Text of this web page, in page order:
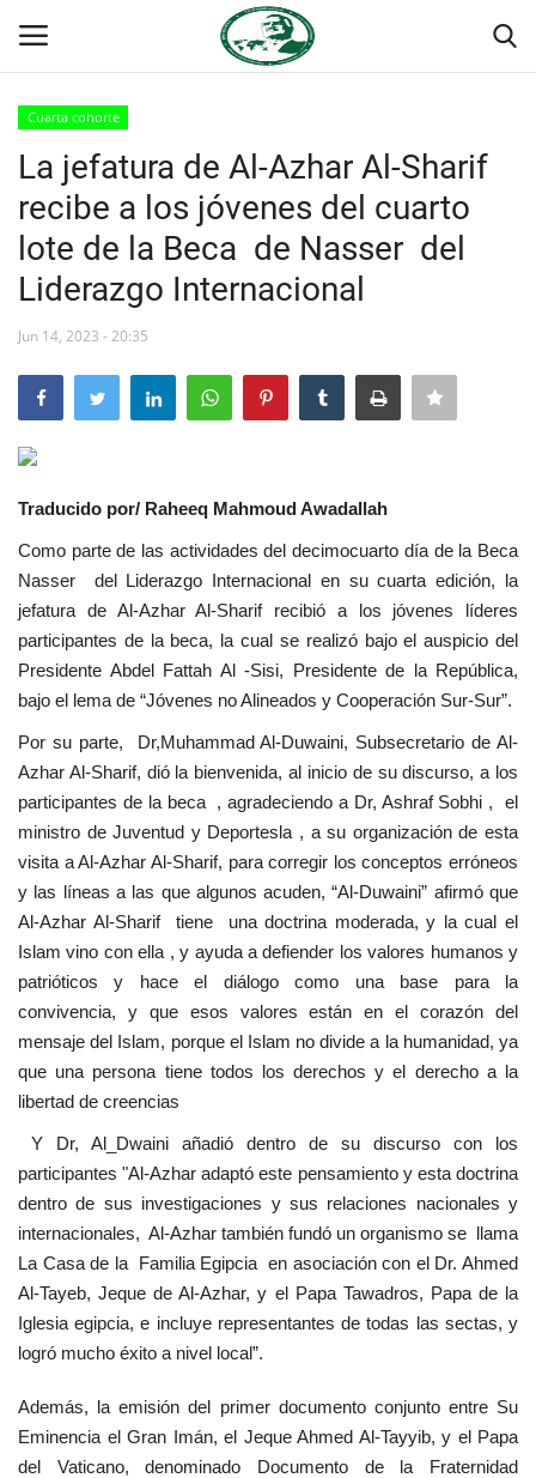
Inicio
Foro Internacional Nasser
Contacto
Egipto
Nuestro Equipo
Herencia de Jamal Abdel-Nasser
Movimiento Juvenil Nasser
Noticias
Nasser Fellowship para Leadership
Internacional
Nuestras Referencias
Ciudadano Global
Líderes
Documentos
Oportunidades
vídeos
Los colaboradores
Galería
Lengua
French Arabic
Cuarta cohorte
La jefatura de Al-Azhar Al-Sharif
recibe a los jóvenes del cuarto
lote de la Beca de Nasser del
Liderazgo Internacional
Jun 14, 2023 - 20:35
Traducido por/ Raheeq Mahmoud Awadallah
Como parte de las actividades del decimocuarto día de la Beca
Nasser del Liderazgo Internacional en su cuarta edición, la
jefatura de Al-Azhar Al-Sharif recibió a los jóvenes líderes
participantes de la beca, la cual se realizó bajo el auspicio del
Presidente Abdel Fattah Al -Sisi, Presidente de la República,
bajo el lema de “Jóvenes no Alineados y Cooperación Sur-Sur”.
Por su parte, Dr,Muhammad Al-Duwaini, Subsecretario de Al-
Azhar Al-Sharif, dió la bienvenida, al inicio de su discurso, a los
participantes de la beca , agradeciendo a Dr, Ashraf Sobhi , el
ministro de Juventud y Deportesla , a su organización de esta
visita a Al-Azhar Al-Sharif, para corregir los conceptos erróneos
y las líneas a las que algunos acuden, “Al-Duwaini” afirmó que
Al-Azhar Al-Sharif tiene una doctrina moderada, y la cual el
Islam vino con ella , y ayuda a defiender los valores humanos y
patrióticos y hace el diálogo como una base para la
convivencia, y que esos valores están en el corazón del
mensaje del Islam, porque el Islam no divide a la humanidad, ya
que una persona tiene todos los derechos y el derecho a la
libertad de creencias
Y Dr, Al_Dwaini añadió dentro de su discurso con los
participantes "Al-Azhar adaptó este pensamiento y esta doctrina
dentro de sus investigaciones y sus relaciones nacionales y
internacionales, Al-Azhar también fundó un organismo se llama
La Casa de la Familia Egipcia en asociación con el Dr. Ahmed
Al-Tayeb, Jeque de Al-Azhar, y el Papa Tawadros, Papa de la
Iglesia egipcia, e incluye representantes de todas las sectas, y
logró mucho éxito a nivel local”.
Además, la emisión del primer documento conjunto entre Su
Eminencia el Gran Imán, el Jeque Ahmed Al-Tayyib, y el Papa
del Vaticano, denominado Documento de la Fraternidad